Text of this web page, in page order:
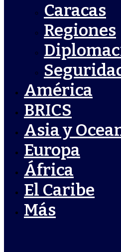
Caracas
Regiones
América
BRICS
Asia y
Europa
África
El Caribe
Más